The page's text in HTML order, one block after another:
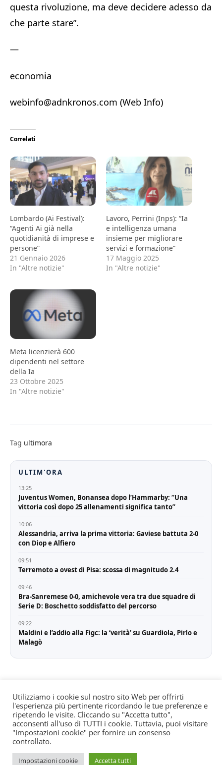
questa rivoluzione, ma deve decidere adesso da
che parte stare”.
—
economia
webinfo@adnkronos.com (Web Info)
Correlati
Lombardo (Ai Festival):
“Agenti Ai già nella
quotidianità di imprese e
persone”
21 Gennaio 2026
In "Altre notizie"
Lavoro, Perrini (Inps): “Ia
e intelligenza umana
insieme per migliorare
servizi e formazione”
17 Maggio 2025
In "Altre notizie"
Meta licenzierà 600
dipendenti nel settore
della Ia
23 Ottobre 2025
In "Altre notizie"
Tag ultimora
ULTIM'ORA
13:25
Juventus Women, Bonansea dopo l’Hammarby: “Una
vittoria così dopo 25 allenamenti significa tanto”
10:06
Alessandria, arriva la prima vittoria: Gaviese battuta 2-0
con Diop e Alfiero
09:51
Terremoto a ovest di Pisa: scossa di magnitudo 2.4
09:46
Bra-Sanremese 0-0, amichevole vera tra due squadre di
Serie D: Boschetto soddisfatto del percorso
09:22
Maldini e l’addio alla Figc: la ‘verità’ su Guardiola, Pirlo e
Malagò
© All rights reserved. Quotidiano registrato all'albo dei
giornali e periodici presso il Tribunale di Torino n. 25
del 24/8/2022 Editore: Agostino Scozzaro Direttore
responsabile: Andrea Musacchio Theme Sportsx
designed byWPInterface.
Utilizziamo i cookie sul nostro sito Web per offrirti
l'esperienza più pertinente ricordando le tue preferenze e
ripetendo le visite. Cliccando su "Accetta tutto",
acconsenti all'uso di TUTTI i cookie. Tuttavia, puoi visitare
"Impostazioni cookie" per fornire un consenso
controllato.
Impostazioni cookie Accetta tutti